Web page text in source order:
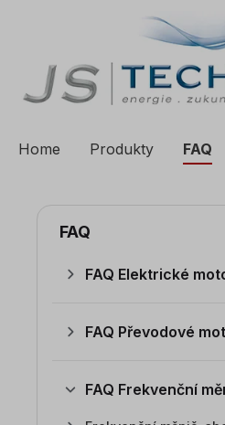
Přeskočit na
Home Produkty FAQ
FAQ
FAQ Elektrické
FAQ Převodové
FAQ Frekvenční